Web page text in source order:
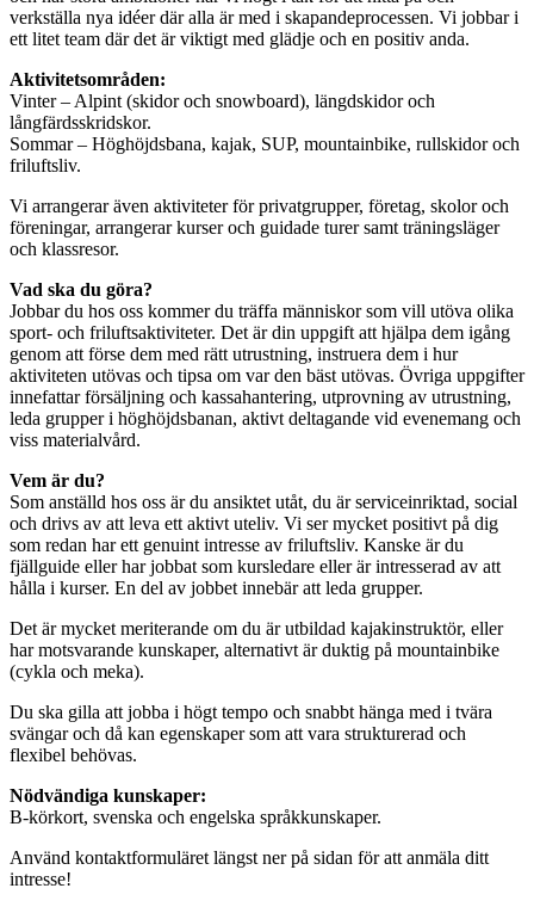
verkställa nya idéer där alla är med i skapandeprocessen. Vi jobbar i
ett litet team där det är viktigt med glädje och en positiv anda.
Aktivitetsområden:
Vinter – Alpint (skidor och snowboard), längdskidor och
långfärdsskridskor.
Sommar – Höghöjdsbana, kajak, SUP, mountainbike, rullskidor och
friluftsliv.
Vi arrangerar även aktiviteter för privatgrupper, företag, skolor och
föreningar, arrangerar kurser och guidade turer samt träningsläger
och klassresor.
Vad ska du göra?
Jobbar du hos oss kommer du träffa människor som vill utöva olika
sport- och friluftsaktiviteter. Det är din uppgift att hjälpa dem igång
genom att förse dem med rätt utrustning, instruera dem i hur
aktiviteten utövas och tipsa om var den bäst utövas. Övriga uppgifter
innefattar försäljning och kassahantering, utprovning av utrustning,
leda grupper i höghöjdsbanan, aktivt deltagande vid evenemang och
viss materialvård.
Vem är du?
Som anställd hos oss är du ansiktet utåt, du är serviceinriktad, social
och drivs av att leva ett aktivt uteliv. Vi ser mycket positivt på dig
som redan har ett genuint intresse av friluftsliv. Kanske är du
fjällguide eller har jobbat som kursledare eller är intresserad av att
hålla i kurser. En del av jobbet innebär att leda grupper.
Det är mycket meriterande om du är utbildad kajakinstruktör, eller
har motsvarande kunskaper, alternativt är duktig på mountainbike
(cykla och meka).
Du ska gilla att jobba i högt tempo och snabbt hänga med i tvära
svängar och då kan egenskaper som att vara strukturerad och
flexibel behövas.
Nödvändiga kunskaper:
B-körkort, svenska och engelska språkkunskaper.
Använd kontaktformuläret längst ner på sidan för att anmäla ditt
intresse!